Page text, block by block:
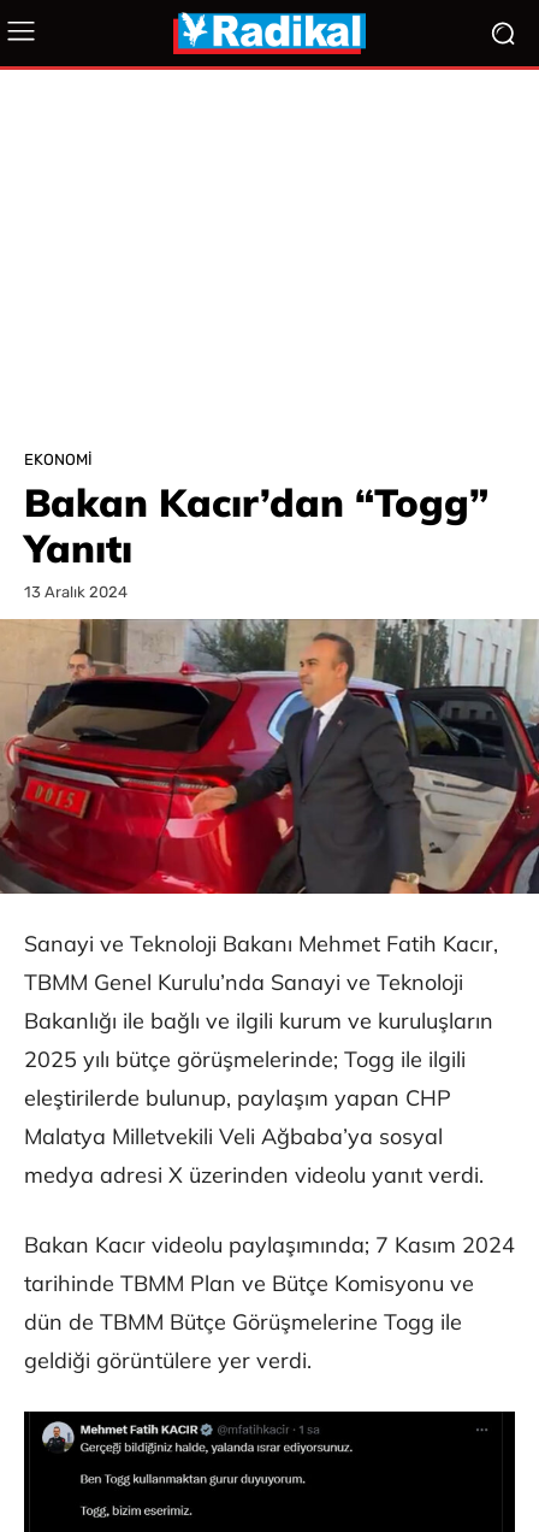
EKONOMI
Bakan Kacır’dan “Togg”
Yanıtı
13 Aralık 2024
Sanayi ve Teknoloji Bakanı Mehmet Fatih Kacır,
TBMM Genel Kurulu’nda Sanayi ve Teknoloji
Bakanlığı ile bağlı ve ilgili kurum ve kuruluşların
2025 yılı bütçe görüşmelerinde; Togg ile ilgili
eleştirilerde bulunup, paylaşım yapan CHP
Malatya Milletvekili Veli Ağbaba’ya sosyal
medya adresi X üzerinden videolu yanıt verdi.
Bakan Kacır videolu paylaşımında; 7 Kasım 2024
tarihinde TBMM Plan ve Bütçe Komisyonu ve
dün de TBMM Bütçe Görüşmelerine Togg ile
geldiği görüntülere yer verdi.